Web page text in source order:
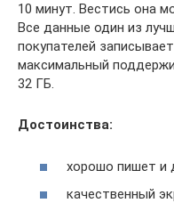
10 минут. Вестись она
Все данные один из
покупателей
максимальный
32 ГБ.
Достоинства:
хорошо пишет и
качественный